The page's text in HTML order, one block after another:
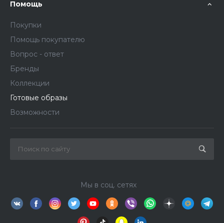
Помощь
Покупки
Помощь покупателю
Вопрос - ответ
Бренды
Коллекции
Готовые образы
Возможности
Мы в соц. сетях